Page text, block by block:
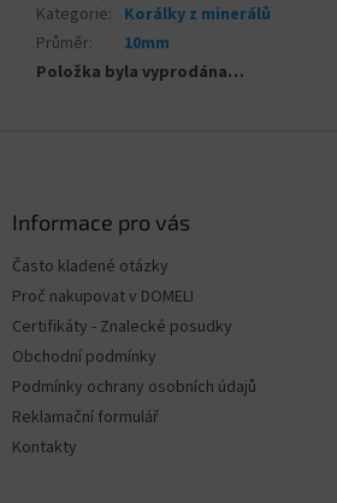
Kategorie: Korálky z minerálů
Průměr:
10mm
Položka byla vyprodána…
Informace pro vás
Často kladené otázky
Proč nakupovat v DOMELI
Certifikáty - Znalecké posudky
Obchodní podmínky
Podmínky ochrany osobních údajů
Reklamační formulář
Kontakty